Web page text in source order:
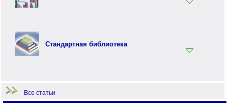
Терминология
Примеры по стандартной библиотеке
Примеры по языку Перфо
Стандартная библиотека
Все статьи